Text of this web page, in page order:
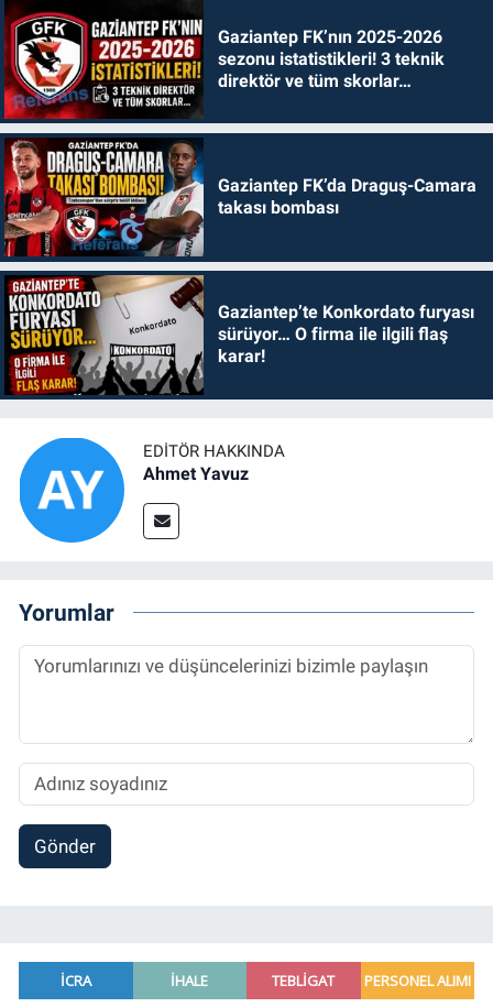
Gaziantep FK’nın 2025-2026
sezonu istatistikleri! 3 teknik
direktör ve tüm skorlar…
Gaziantep FK’da Draguş-Camara
takası bombası
Gaziantep’te Konkordato furyası
sürüyor… O firma ile ilgili flaş
karar!
EDITÖR HAKKINDA
Ahmet Yavuz
Yorumlar
Gönder